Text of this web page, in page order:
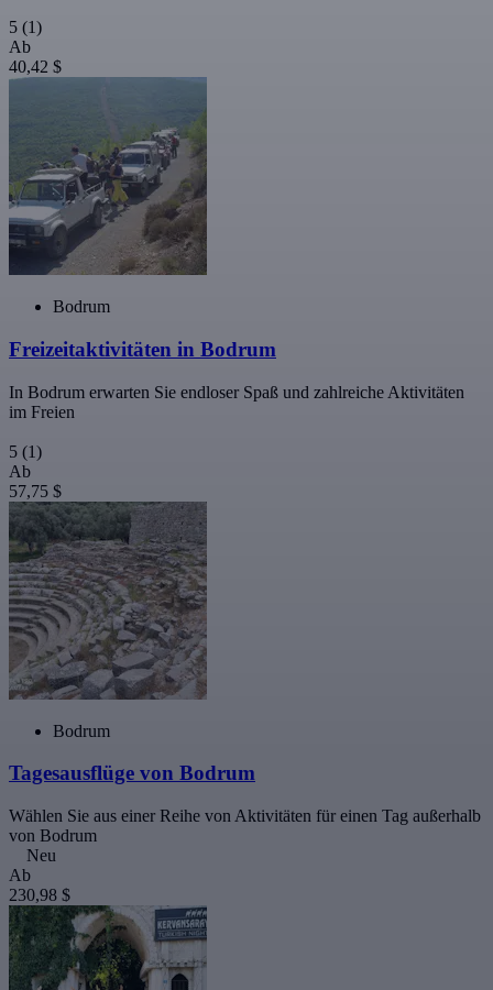
5 (1)
Ab
40,42 $
Bodrum
Freizeitaktivitäten in Bodrum
In Bodrum erwarten Sie endloser Spaß und zahlreiche Aktivitäten
im Freien
5 (1)
Ab
57,75 $
Bodrum
Tagesausflüge von Bodrum
Wählen Sie aus einer Reihe von Aktivitäten für einen Tag außerhalb
von Bodrum
Neu
Ab
230,98 $